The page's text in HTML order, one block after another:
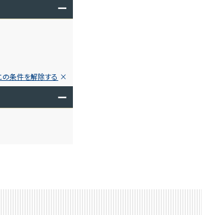
ー
の条件を解除する
ー